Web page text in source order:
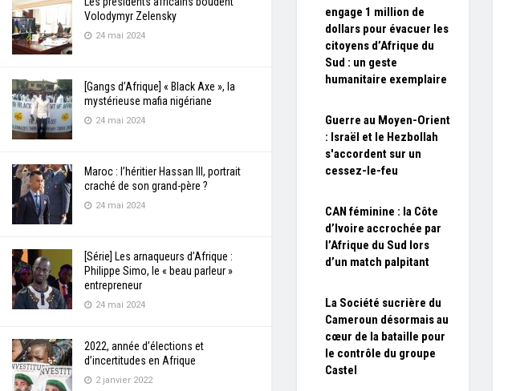
Volodymyr Zelensky
24 mai 2024
[Gangs d’Afrique] « Black Axe », la
mystérieuse mafia nigériane
24 mai 2024
Maroc : l’héritier Hassan III, portrait
craché de son grand-père ?
24 mai 2024
[Série] Les arnaqueurs d’Afrique :
Philippe Simo, le « beau parleur »
entrepreneur
24 mai 2024
2022, année d’élections et
d’incertitudes en Afrique
2 janvier 2022
engage 1 million de
dollars pour évacuer les
citoyens d’Afrique du
Sud : un geste
humanitaire exemplaire
Guerre au Moyen-Orient
: Israël et le Hezbollah
s'accordent sur un
cessez-le-feu
CAN féminine : la Côte
d’Ivoire accrochée par
l’Afrique du Sud lors
d’un match palpitant
La Société sucrière du
Cameroun désormais au
cœur de la bataille pour
le contrôle du groupe
Castel